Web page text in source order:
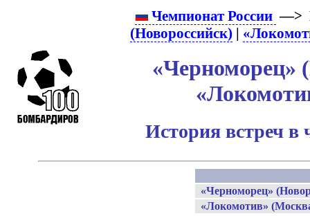
Чемпионат России —>
(Новороссийск) |
«Черноморец»
История встреч в
«Черноморец»
«Локомотив»